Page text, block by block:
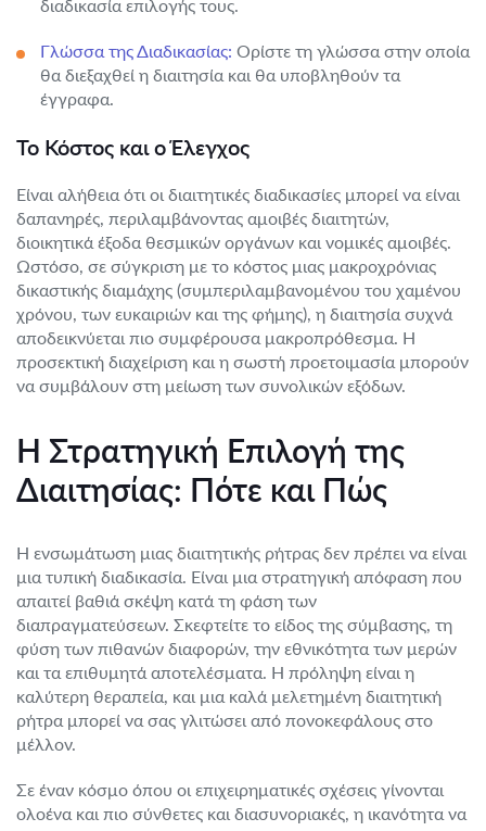
διαδικασία επιλογής τους.
Γλώσσα της Διαδικασίας: Ορίστε τη γλώσσα στην οποία
θα διεξαχθεί η διαιτησία και θα υποβληθούν τα
έγγραφα.
Το Κόστος και ο Έλεγχος
Είναι αλήθεια ότι οι διαιτητικές διαδικασίες μπορεί να είναι
δαπανηρές, περιλαμβάνοντας αμοιβές διαιτητών,
διοικητικά έξοδα θεσμικών οργάνων και νομικές αμοιβές.
Ωστόσο, σε σύγκριση με το κόστος μιας μακροχρόνιας
δικαστικής διαμάχης (συμπεριλαμβανομένου του χαμένου
χρόνου, των ευκαιριών και της φήμης), η διαιτησία συχνά
αποδεικνύεται πιο συμφέρουσα μακροπρόθεσμα. Η
προσεκτική διαχείριση και η σωστή προετοιμασία μπορούν
να συμβάλουν στη μείωση των συνολικών εξόδων.
Η Στρατηγική Επιλογή της
Διαιτησίας: Πότε και Πώς
Η ενσωμάτωση μιας διαιτητικής ρήτρας δεν πρέπει να είναι
μια τυπική διαδικασία. Είναι μια στρατηγική απόφαση που
απαιτεί βαθιά σκέψη κατά τη φάση των
διαπραγματεύσεων. Σκεφτείτε το είδος της σύμβασης, τη
φύση των πιθανών διαφορών, την εθνικότητα των μερών
και τα επιθυμητά αποτελέσματα. Η πρόληψη είναι η
καλύτερη θεραπεία, και μια καλά μελετημένη διαιτητική
ρήτρα μπορεί να σας γλιτώσει από πονοκεφάλους στο
μέλλον.
Σε έναν κόσμο όπου οι επιχειρηματικές σχέσεις γίνονται
ολοένα και πιο σύνθετες και διασυνοριακές, η ικανότητα να